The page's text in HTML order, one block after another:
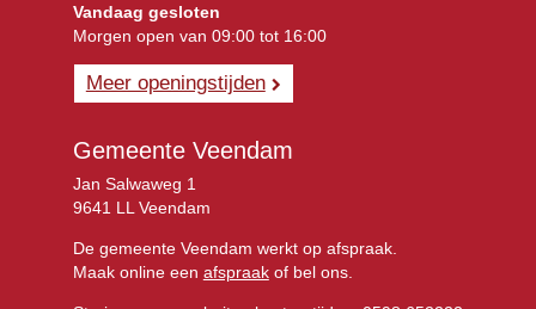
Vandaag gesloten
Morgen open van 09:00 tot 16:00
Meer openingstijden
Gemeente Veendam
Jan Salwaweg 1
9641 LL Veendam
De gemeente Veendam werkt op afspraak.
Maak online een afspraakof bel ons.